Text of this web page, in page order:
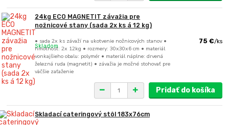
24kg ECO MAGNETIT závažia pre
nožnicové stany (sada 2x ks á 12 kg)
• sada 2x ks závaží na ukotvenie nožnicových stanov •
hmotnosť: 2x 12kg • rozmery: 30x30x6 cm • materiál
vonkajšieho obalu: polymér • materiál náplne: drvená
železná ruda (magnetit) • závažia je možné stohovať pre
väčšie zaťaženie
75 €/ks
Skladom
Pridať do košíka
Skladací cateringový stôl 183x76cm